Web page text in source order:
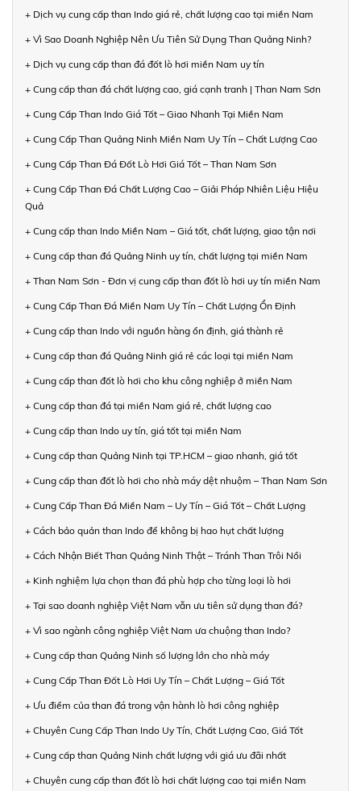
+ Dịch vụ cung cấp than Indo giá rẻ, chất lượng cao tại miền Nam
+ Vì Sao Doanh Nghiệp Nên Ưu Tiên Sử Dụng Than Quảng Ninh?
+ Dịch vụ cung cấp than đá đốt lò hơi miền Nam uy tín
+ Cung cấp than đá chất lượng cao, giá cạnh tranh | Than Nam Sơn
+ Cung Cấp Than Indo Giá Tốt – Giao Nhanh Tại Miền Nam
+ Cung Cấp Than Quảng Ninh Miền Nam Uy Tín – Chất Lượng Cao
+ Cung Cấp Than Đá Đốt Lò Hơi Giá Tốt – Than Nam Sơn
+ Cung Cấp Than Đá Chất Lượng Cao – Giải Pháp Nhiên Liệu Hiệu
Quả
+ Cung cấp than Indo Miền Nam – Giá tốt, chất lượng, giao tận nơi
+ Cung cấp than đá Quảng Ninh uy tín, chất lượng tại miền Nam
+ Than Nam Sơn - Đơn vị cung cấp than đốt lò hơi uy tín miền Nam
+ Cung Cấp Than Đá Miền Nam Uy Tín – Chất Lượng Ổn Định
+ Cung cấp than Indo với nguồn hàng ổn định, giá thành rẻ
+ Cung cấp than đá Quảng Ninh giá rẻ các loại tại miền Nam
+ Cung cấp than đốt lò hơi cho khu công nghiệp ở miền Nam
+ Cung cấp than đá tại miền Nam giá rẻ, chất lượng cao
+ Cung cấp than Indo uy tín, giá tốt tại miền Nam
+ Cung cấp than Quảng Ninh tại TP.HCM – giao nhanh, giá tốt
+ Cung cấp than đốt lò hơi cho nhà máy dệt nhuộm – Than Nam Sơn
+ Cung Cấp Than Đá Miền Nam – Uy Tín – Giá Tốt – Chất Lượng
+ Cách bảo quản than Indo để không bị hao hụt chất lượng
+ Cách Nhận Biết Than Quảng Ninh Thật – Tránh Than Trôi Nổi
+ Kinh nghiệm lựa chọn than đá phù hợp cho từng loại lò hơi
+ Tại sao doanh nghiệp Việt Nam vẫn ưu tiên sử dụng than đá?
+ Vì sao ngành công nghiệp Việt Nam ưa chuộng than Indo?
+ Cung cấp than Quảng Ninh số lượng lớn cho nhà máy
+ Cung Cấp Than Đốt Lò Hơi Uy Tín – Chất Lượng – Giá Tốt
+ Ưu điểm của than đá trong vận hành lò hơi công nghiệp
+ Chuyên Cung Cấp Than Indo Uy Tín, Chất Lượng Cao, Giá Tốt
+ Cung cấp than Quảng Ninh chất lượng với giá ưu đãi nhất
+ Chuyên cung cấp than đốt lò hơi chất lượng cao tại miền Nam